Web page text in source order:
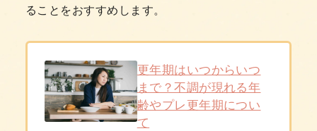
ることをおすすめします。
更年期はいつからいつ
まで？不調が現れる年
齢やプレ更年期につい
て